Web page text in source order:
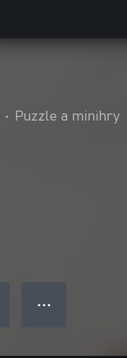
• Puzzle a minihry
● ● ●